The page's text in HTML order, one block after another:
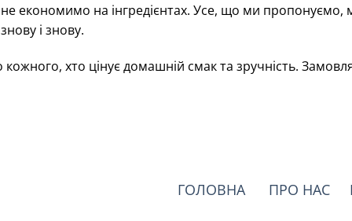
економимо на інгредієнтах. Усе, що ми пропонуємо,
і знову.
хто цінує домашній смак та зручність.
ГОЛОВНА ПРО НАС